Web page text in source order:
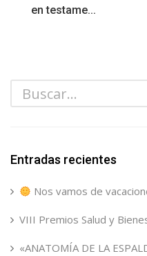
en testame...
Entradas recientes
Nos vamos de
VIII Premios Salud y
«ANATOMÍA DE LA